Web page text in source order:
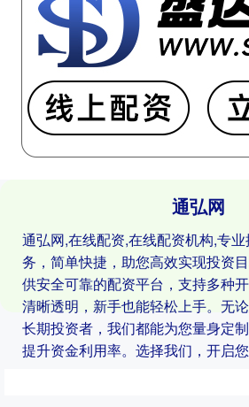
通弘网
通弘网,在线配资,在线配资机构,专
务，简单快捷，助您高效实现投资
供安全可靠的配资平台，支持多种
清晰透明，新手也能轻松上手。无
长期投资者，我们都能为您量身定
提升资金利用率。选择我们，开启